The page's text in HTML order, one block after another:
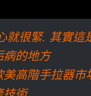
就很緊. 其實這
病的地方
高階手拉器市